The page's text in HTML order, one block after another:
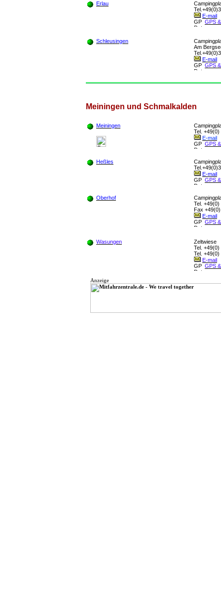
Erlau
E-mail
GPS
Schleusingen
Am
E-mail
GPS
Meiningen und Schmalkalden
Meiningen
Tel.
E-mail
GPS
Heßles
E-mail
GPS
Oberhof
Tel.
Fax
E-mail
GPS
Wasungen
Zeltwiese
Tel.
Tel.
E-mail
GPS
Anzeige